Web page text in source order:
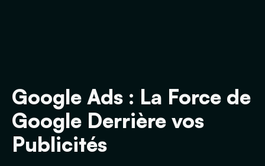
Google Ads : La Force de
Google Derrière vos
Publicités